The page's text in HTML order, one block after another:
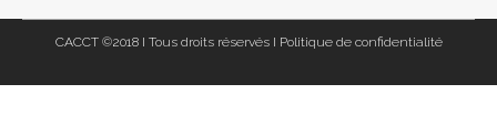
CACCT ©2018 I Tous droits réservés I Politique de confidentialité